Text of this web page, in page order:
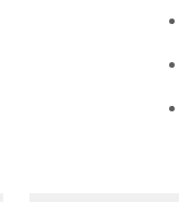
Zaten hesabın var mı?